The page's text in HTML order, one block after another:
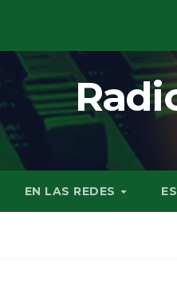
EN LAS REDES